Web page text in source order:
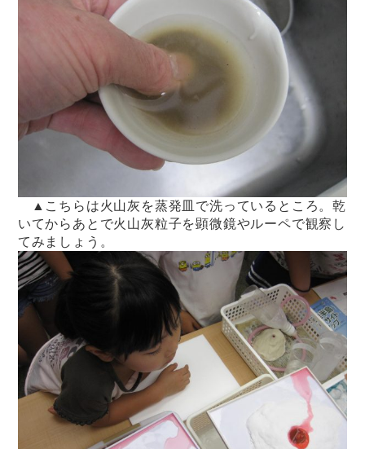
▲こちらは火山灰を蒸発皿で洗っているところ。乾
いてからあとで火山灰粒子を顕微鏡やルーペで観察し
てみましょう。